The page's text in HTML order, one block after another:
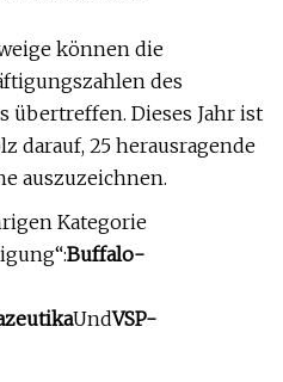
können die
des
übertreffen. Dieses Jahr ist
darauf, 25 herausragende
auszuzeichnen.
Kategorie
Buffalo-
UndVSP-